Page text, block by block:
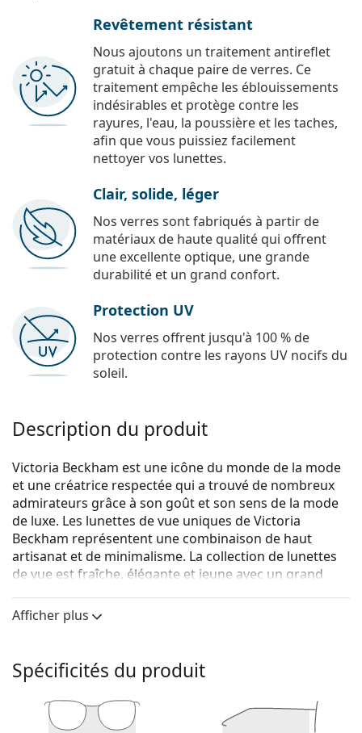
Revêtement résistant
Nous ajoutons un traitement antireflet
gratuit à chaque paire de verres. Ce
traitement empêche les éblouissements
indésirables et protège contre les
rayures, l'eau, la poussière et les taches,
afin que vous puissiez facilement
nettoyer vos lunettes.
Clair, solide, léger
Nos verres sont fabriqués à partir de
matériaux de haute qualité qui offrent
une excellente optique, une grande
durabilité et un grand confort.
Protection UV
Nos verres offrent jusqu'à 100 % de
protection contre les rayons UV nocifs du
soleil.
Description du produit
Victoria Beckham est une icône du monde de la mode
et une créatrice respectée qui a trouvé de nombreux
admirateurs grâce à son goût et son sens de la mode
de luxe. Les lunettes de vue uniques de Victoria
Beckham représentent une combinaison de haut
artisanat et de minimalisme. La collection de lunettes
de vue est fraîche, élégante et jeune avec un grand
Victoria Beckham VB2610 001 14 54
Voyez de quoi vous avez l'air avec ces lunettes grâce à
la fonction d'essai virtuel de Lentiamo.
Monture de lunettes de vue
Afficher plus
Spécificités du produit